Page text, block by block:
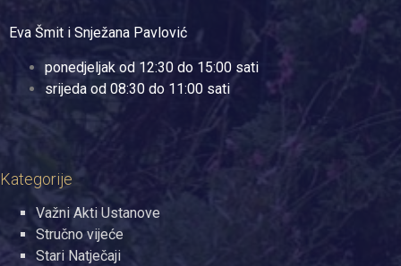
Eva Šmit i Snježana Pavlović
ponedjeljak od 12:30 do 15:00 sati
srijeda od 08:30 do 11:00 sati
Kategorije
Važni Akti Ustanove
Stručno vijeće
Stari Natječaji